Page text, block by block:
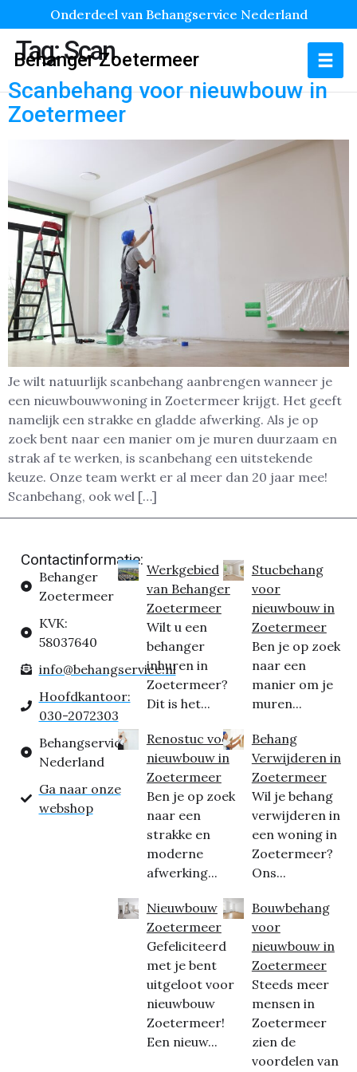
Onderdeel van Behangservice Nederland
Behanger Zoetermeer
Tag:Scan
Scanbehang voor nieuwbouw in
Zoetermeer
Je wilt natuurlijk scanbehang aanbrengen wanneer je
een nieuwbouwwoning in Zoetermeer krijgt. Het geeft
namelijk een strakke en gladde afwerking. Als je op
zoek bent naar een manier om je muren duurzaam en
strak af te werken, is scanbehang een uitstekende
keuze. Onze team werkt er al meer dan 20 jaar mee!
Scanbehang, ook wel […]
Contactinformatie:
Behanger
Zoetermeer
KVK:
58037640
info@behangservice.nl
Hoofdkantoor:
030-2072303
Behangservice
Nederland
Ga naar onze
webshop
Werkgebied
van Behanger
Zoetermeer
Wilt u een
behanger
inhuren in
Zoetermeer?
Dit is het...
Renostuc voor
nieuwbouw in
Zoetermeer
Ben je op zoek
naar een
strakke en
moderne
afwerking...
Nieuwbouw
Zoetermeer
Gefeliciteerd
met je bent
uitgeloot voor
nieuwbouw
Zoetermeer!
Een nieuw...
Stucbehang
voor
nieuwbouw in
Zoetermeer
Ben je op zoek
naar een
manier om je
muren...
Behang
Verwijderen in
Zoetermeer
Wil je behang
verwijderen in
een woning in
Zoetermeer?
Ons...
Bouwbehang
voor
nieuwbouw in
Zoetermeer
Steeds meer
mensen in
Zoetermeer
zien de
voordelen van